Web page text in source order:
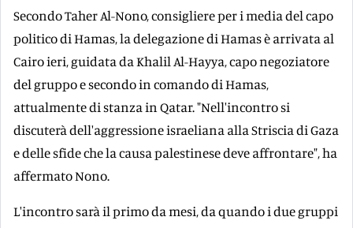
Secondo Taher Al-Nono, consigliere per i media del capo
politico di Hamas, la delegazione di Hamas è arrivata al
Cairo ieri, guidata da Khalil Al-Hayya, capo negoziatore
del gruppo e secondo in comando di Hamas,
attualmente di stanza in Qatar. "Nell'incontro si
discuterà dell'aggressione israeliana alla Striscia di Gaza
e delle sfide che la causa palestinese deve affrontare", ha
affermato Nono.
L'incontro sarà il primo da mesi, da quando i due gruppi